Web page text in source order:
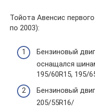
Тойота Авенсис
по 2003):
Бензиновый
оснащался
195/60R15, 195/
Бензиновый
205/55R16/